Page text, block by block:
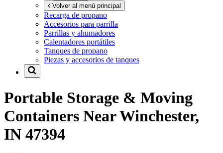
Volver al menú principal
Recarga de propano
Accesorios para parrilla
Parrillas y ahumadores
Calentadores portátiles
Tanques de propano
Piezas y accesorios de tanques
Portable Storage & Moving
Containers NearWinchester,
IN 47394